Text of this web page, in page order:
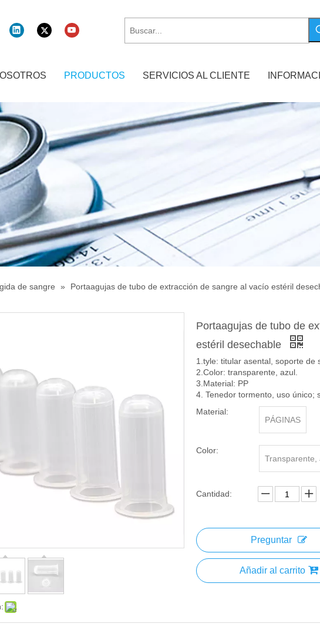
PRODUCTOS SERVICIOS AL CLIENTE
de sangre » Portaagujas de tubo de extracción de sangre al vacío estéril
Portaagujas de tubo de
estéril desechable
1.tyle: titular asental, soporte de
2.Color: transparente, azul.
3.Material: PP
4. Tenedor tormento, uso único;
Material:
PÁGINAS
Color:
Transparente,
Cantidad:
Preguntar
Añadir al carrito